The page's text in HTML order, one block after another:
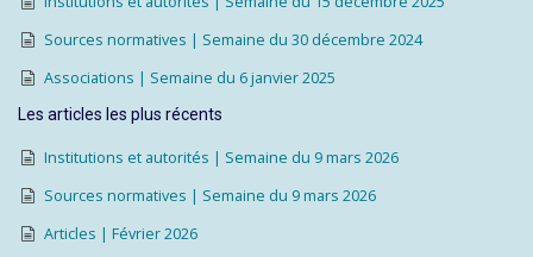
Sources normatives | Semaine du 30 décembre 2024
Associations | Semaine du 6 janvier 2025
Les articles les plus récents
Institutions et autorités | Semaine du 9 mars 2026
Sources normatives | Semaine du 9 mars 2026
Articles | Février 2026